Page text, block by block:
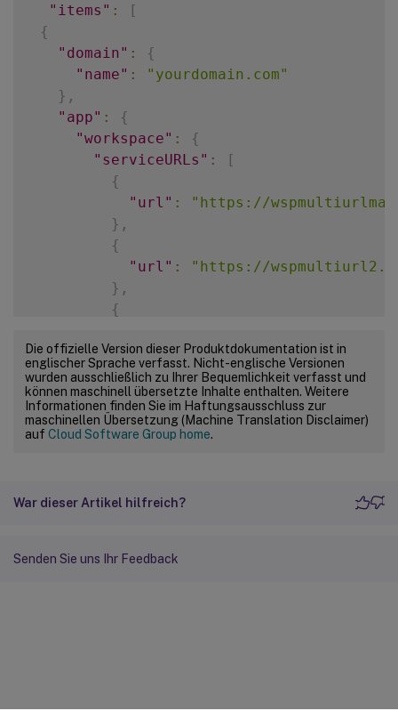
"items" :
[
{
"domain" :
{
"name" :
"yourdomain.com"
} ,
"app" :
{
"workspace" :
{
"serviceURLs" :
[
{
"url" :
"https://
} ,
{
"url" :
"https://
} ,
{
}
]
}
}
}
"count": 1
Die offizielle Version dieser Produktdokumentation ist in
englischer Sprache verfasst. Nicht-englische Versionen
wurden ausschließlich zu Ihrer Bequemlichkeit verfasst und
können maschinell übersetzte Inhalte enthalten. Weitere
Informationen finden Sie im Haftungsausschluss zur
maschinellen Übersetzung (Machine Translation Disclaimer)
auf Cloud Software Group home.
War dieser Artikel hilfreich?
Senden Sie uns Ihr Feedback